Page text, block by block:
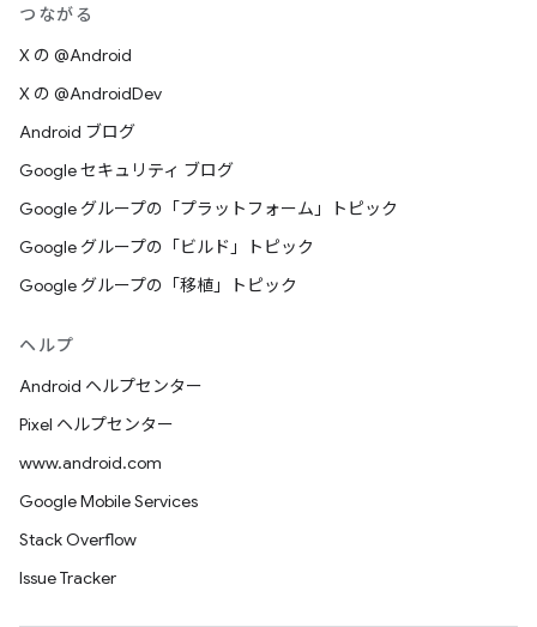
つながる
X の @Android
X の @AndroidDev
Android ブログ
Google セキュリティ ブログ
Google グループの「プラットフォーム」トピック
Google グループの「ビルド」トピック
Google グループの「移植」トピック
ヘルプ
Android ヘルプセンター
Pixel ヘルプセンター
www.android.com
Google Mobile Services
Stack Overflow
Issue Tracker